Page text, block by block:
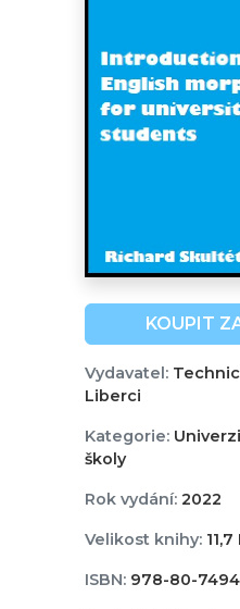
KOUPIT
Vydavatel:
Liberci
Kategorie:
školy
Rok vydání:2022
Velikost knihy:11,7
ISBN:978-80-